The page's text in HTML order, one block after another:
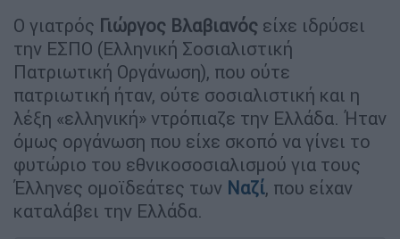
Ο γιατρός Γιώργος Βλαβιανός είχε ιδρύσει
την ΕΣΠΟ (Ελληνική Σοσιαλιστική
Πατριωτική Οργάνωση), που ούτε
πατριωτική ήταν, ούτε σοσιαλιστική και η
λέξη «ελληνική» ντρόπιαζε την Ελλάδα. Ήταν
όμως οργάνωση που είχε σκοπό να γίνει το
φυτώριο του εθνικοσοσιαλισμού για τους
Έλληνες ομοϊδεάτες των Ναζί, που είχαν
καταλάβει την Ελλάδα.